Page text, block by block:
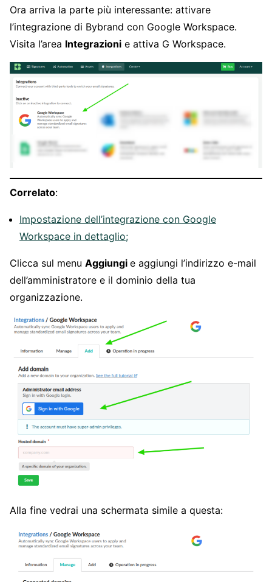
Ora arriva la parte più interessante: attivare
l’integrazione di Bybrand con Google Workspace.
Visita l’area Integrazioni e attiva G Workspace.
Correlato:
Impostazione dell’integrazione con Google
Workspace in dettaglio;
Clicca sul menu Aggiungi e aggiungi l’indirizzo e-mail
dell’amministratore e il dominio della tua
organizzazione.
Alla fine vedrai una schermata simile a questa: